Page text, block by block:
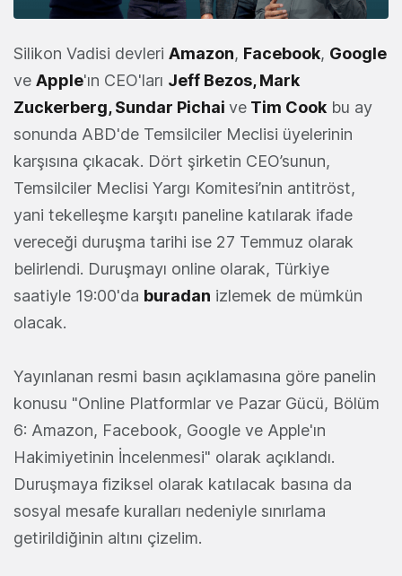
Silikon Vadisi devleri Amazon, Facebook, Google
ve Apple'ın CEO'ları Jeff Bezos, Mark
Zuckerberg, Sundar Pichai ve Tim Cook bu ay
sonunda ABD'de Temsilciler Meclisi üyelerinin
karşısına çıkacak. Dört şirketin CEO’sunun,
Temsilciler Meclisi Yargı Komitesi’nin antitröst,
yani tekelleşme karşıtı paneline katılarak ifade
vereceği duruşma tarihi ise 27 Temmuz olarak
belirlendi. Duruşmayı online olarak, Türkiye
saatiyle 19:00'da buradan izlemek de mümkün
olacak.
Yayınlanan resmi basın açıklamasına göre panelin
konusu "Online Platformlar ve Pazar Gücü, Bölüm
6: Amazon, Facebook, Google ve Apple'ın
Hakimiyetinin İncelenmesi" olarak açıklandı.
Duruşmaya fiziksel olarak katılacak basına da
sosyal mesafe kuralları nedeniyle sınırlama
getirildiğinin altını çizelim.